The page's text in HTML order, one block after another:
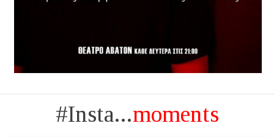
#Insta...moments